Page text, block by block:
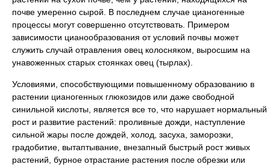
почве умеренно сырой. В последнем случае цианогенные
процессы могут совершенно отсутствовать. Примером
зависимости цианообразования от условий почвы может
служить случай отравления овец колосняком, выросшим на
унавоженных старых стоянках овец (тырлах).
Условиями, способствующими повышенному образованию в
растении цианогенных глюкозидов или даже свободной
синильной кислоты, является все то, что нарушает нормальный
рост и развитие растений: проливные дожди, наступление
сильной жары после дождей, холод, засуха, заморозки,
градобитие, вытаптывание, внезапный быстрый рост живых
растений, бурное отрастание растения после обрезки или